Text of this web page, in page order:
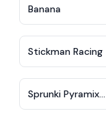
Banana
Stickman Racing
Sprunki Pyramix
Creatophobos